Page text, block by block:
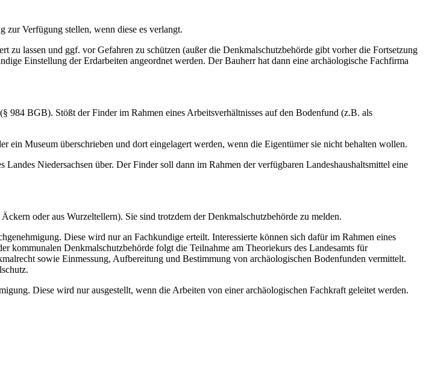
Verfügung stellen, wenn diese es verlangt.
lassen und ggf. vor Gefahren zu schützen (außer die Denkmalschutzbehörde gibt vorher die Fortsetzung
Einstellung der Erdarbeiten angeordnet werden. Der Bauherr hat dann eine archäologische Fachfirma
BGB). Stößt der Finder im Rahmen eines Arbeitsverhältnisses auf den Bodenfund (z.B. als
Museum überschrieben und dort eingelagert werden, wenn die Eigentümer sie nicht behalten wollen.
Niedersachsen über. Der Finder soll dann im Rahmen der verfügbaren Landeshaushaltsmittel eine
oder aus Wurzeltellern). Sie sind trotzdem der Denkmalschutzbehörde zu melden.
Diese wird nur an Fachkundige erteilt. Interessierte können sich dafür im Rahmen eines
kommunalen Denkmalschutzbehörde folgt die Teilnahme am Theoriekurs des Landesamts für
sowie Einmessung, Aufbereitung und Bestimmung von archäologischen Bodenfunden vermittelt.
Diese wird nur ausgestellt, wenn die Arbeiten von einer archäologischen Fachkraft geleitet werden.